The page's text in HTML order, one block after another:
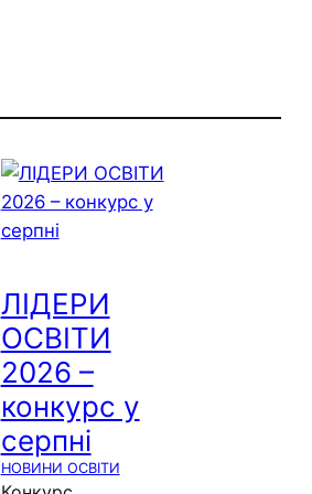
ЛІДЕРИ
ОСВІТИ
2026 –
конкурс у
серпні
НОВИНИ ОСВІТИ